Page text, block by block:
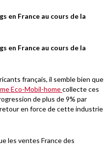
en France au cours de la
en France au cours de la
français, il semble bien que
Eco-Mobil-homecollecte ces
de plus de 9% par
en force de cette industrie
les ventes France des